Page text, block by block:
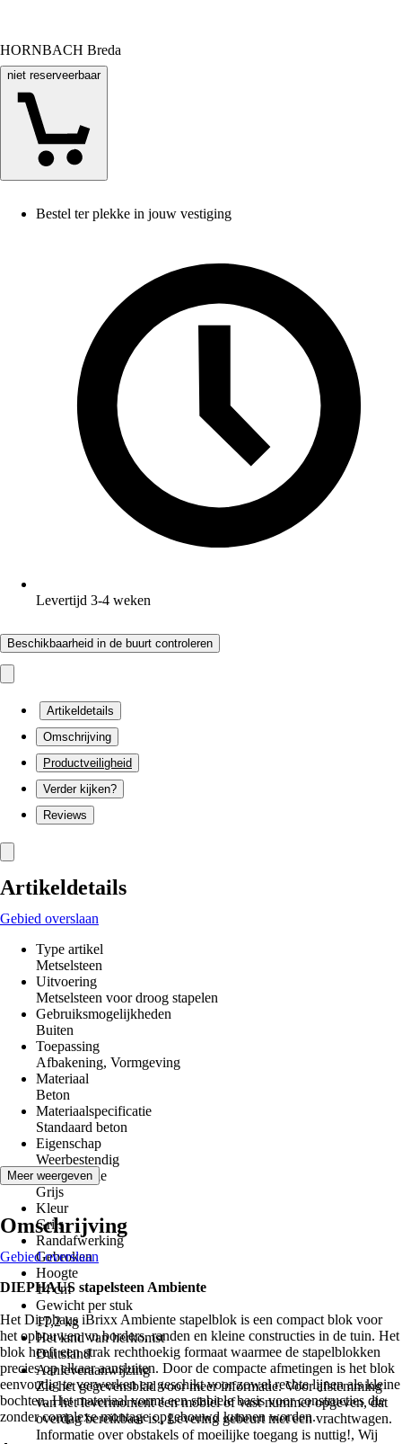
HORNBACH Breda
niet reserveerbaar
Bestel ter plekke in jouw vestiging
Levertijd 3-4 weken
Beschikbaarheid in de buurt controleren
Artikeldetails
Omschrijving
Productveiligheid
Verder kijken?
Reviews
Artikeldetails
Gebied overslaan
Type artikel
Metselsteen
Uitvoering
Metselsteen voor droog stapelen
Gebruiksmogelijkheden
Buiten
Toepassing
Afbakening, Vormgeving
Materiaal
Beton
Materiaalspecificatie
Standaard beton
Eigenschap
Weerbestendig
Kleurfamilie
Grijs
Kleur
Grijs
Randafwerking
Gebroken
Hoogte
14 cm
Gewicht per stuk
17,2 kg
Het land van herkomst
Duitsland
Aanleveraanwijzing
Zie het gegevensblad voor meer informatie. Voor afstemming
van het levermoment een mobiel of vast nummer opgeven, dat
overdag bereikbaar is., Levering gebeurt met een vrachtwagen.
Informatie over obstakels of moeilijke toegang is nuttig!, Wij
Meer weergeven
Omschrijving
Gebied overslaan
DIEPHAUS stapelsteen Ambiente
Het Diephaus iBrixx Ambiente stapelblok is een compact blok voor
het opbouwen vn borders, randen en kleine constructies in de tuin. Het
blok heeft een strak rechthoekig formaat waarmee de stapelblokken
precies op elkaar aansluiten. Door de compacte afmetingen is het blok
eenvoudig te verwerken en geschikt voor zowel rechte lijnen als kleine
bochten. Het materiaal vormt een stabiele basis voor constructies die
zonder complexe montage opgebouwd kunnen worden.